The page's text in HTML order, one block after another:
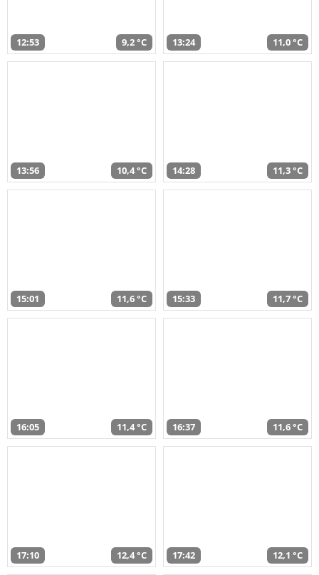
12:53 9,2 °C 13:24 11,0 °C
13:56 10,4 °C 14:28 11,3 °C
15:01 11,6 °C 15:33 11,7 °C
16:05 11,4 °C 16:37 11,6 °C
17:10 12,4 °C 17:42 12,1 °C